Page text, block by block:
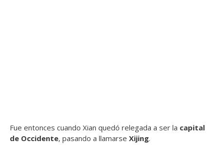
Fue entonces cuando Xian quedó relegada a ser la capital
de Occidente, pasando a llamarse Xijing.